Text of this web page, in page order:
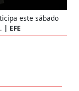
este sábado
EFE